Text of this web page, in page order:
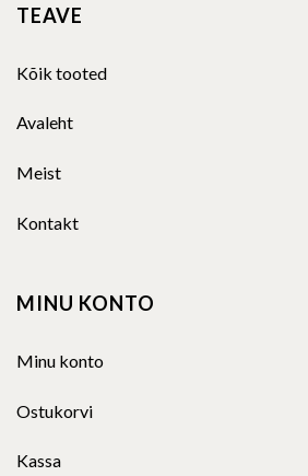
TEAVE
Kõik tooted
Avaleht
Meist
Kontakt
MINU KONTO
Minu konto
Ostukorvi
Kassa